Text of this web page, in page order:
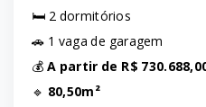
🛏️ 2 dormitórios
🚗 1 vaga de garagem
💰 A partir de R$
🔹 80,50m²